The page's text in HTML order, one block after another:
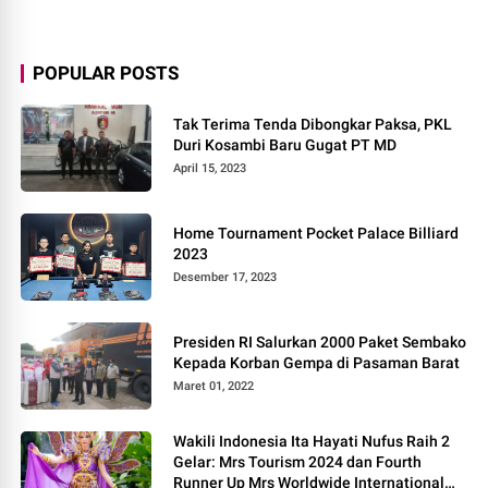
POPULAR POSTS
Tak Terima Tenda Dibongkar Paksa, PKL
Duri Kosambi Baru Gugat PT MD
April 15, 2023
Home Tournament Pocket Palace Billiard
2023
Desember 17, 2023
Presiden RI Salurkan 2000 Paket Sembako
Kepada Korban Gempa di Pasaman Barat
Maret 01, 2022
Wakili Indonesia Ita Hayati Nufus Raih 2
Gelar: Mrs Tourism 2024 dan Fourth
Runner Up Mrs Worldwide International